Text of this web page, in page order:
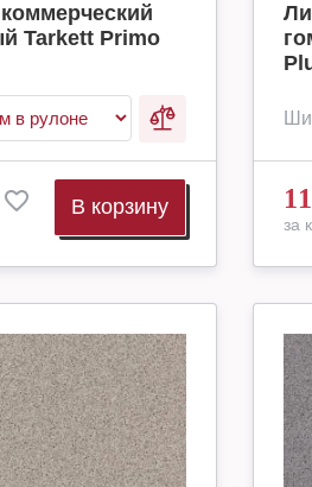
Tarkett Primo
В корзину
за